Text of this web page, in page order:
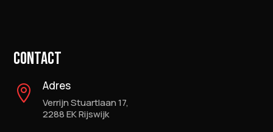
CONTACT
 Adres
Verrijn Stuartlaan 17,
2288 EK Rijswijk